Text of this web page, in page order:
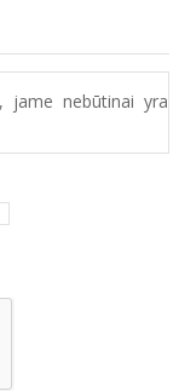
jame nebūtinai yra